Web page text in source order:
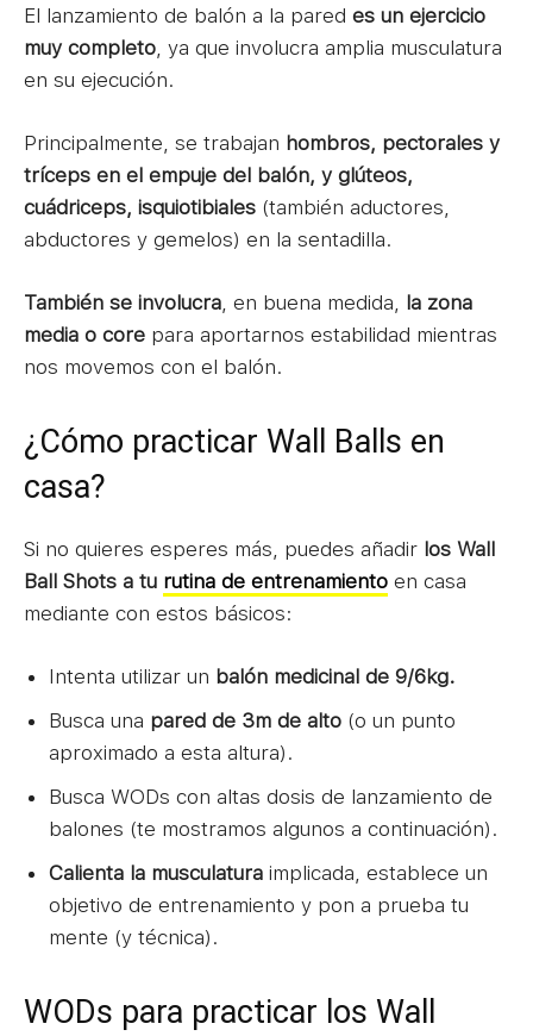
El lanzamiento de balón a la pared es un ejercicio
muy completo , ya que involucra amplia musculatura
en su ejecución.
Principalmente, se trabajan hombros, pectorales y
tríceps en el empuje del balón, y glúteos,
cuádriceps, isquiotibiales (también aductores,
abductores y gemelos) en la sentadilla.
También se involucra , en buena medida, la zona
media o core para aportarnos estabilidad mientras
nos movemos con el balón.
¿Cómo practicar Wall Balls en
casa?
Si no quieres esperes más, puedes añadir los Wall
Ball Shots a tu rutina de entrenamiento en casa
mediante con estos básicos:
Intenta utilizar un balón medicinal de 9/6kg.
Busca una pared de 3m de alto (o un punto
aproximado a esta altura).
Busca WODs con altas dosis de lanzamiento de
balones (te mostramos algunos a continuación).
Calienta la musculatura implicada, establece un
objetivo de entrenamiento y pon a prueba tu
mente (y técnica).
WODs para practicar los Wall